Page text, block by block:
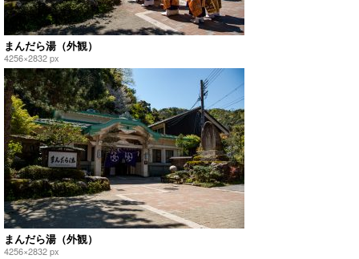
まんだら湯（外観）
4256×2832 px
まんだら湯（外観）
4256×2832 px